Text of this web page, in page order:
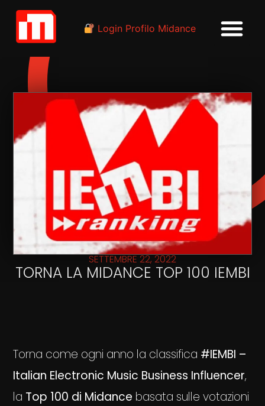
Login Profilo Midance
SETTEMBRE 22, 2022
TORNA LA MIDANCE TOP 100 IEMBI
Torna come ogni anno la classifica #IEMBI –
Italian Electronic Music Business Influencer,
la Top 100 di Midance basata sulle votazioni